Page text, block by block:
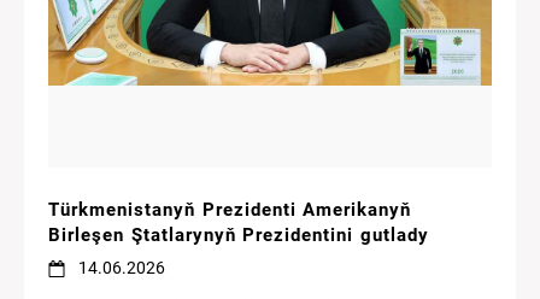
Türkmenistanyň Prezidenti Amerikanyň
Birleşen Ştatlarynyň Prezidentini gutlady
14.06.2026